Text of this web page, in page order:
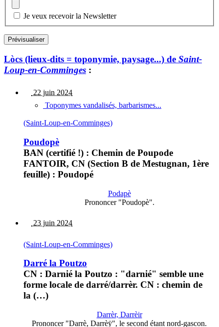
Je veux recevoir la Newsletter
Lòcs (lieux-dits = toponymie, paysage...) de Saint-
Loup-en-Comminges :
22 juin 2024
Toponymes vandalisés, barbarismes...
(Saint-Loup-en-Comminges)
Poudopè
BAN (certifié !) : Chemin de Poupode
FANTOIR, CN (Section B de Mestugnan, 1ère
feuille) : Poudopé
Podapè
Prononcer "Poudopè".
23 juin 2024
(Saint-Loup-en-Comminges)
Darré la Poutzo
CN : Darnié la Poutzo : "darnié" semble une
forme locale de darré/darrèr. CN : chemin de
la (…)
Darrèr, Darrèir
Prononcer "Darrè, Darrèÿ", le second étant nord-gascon.